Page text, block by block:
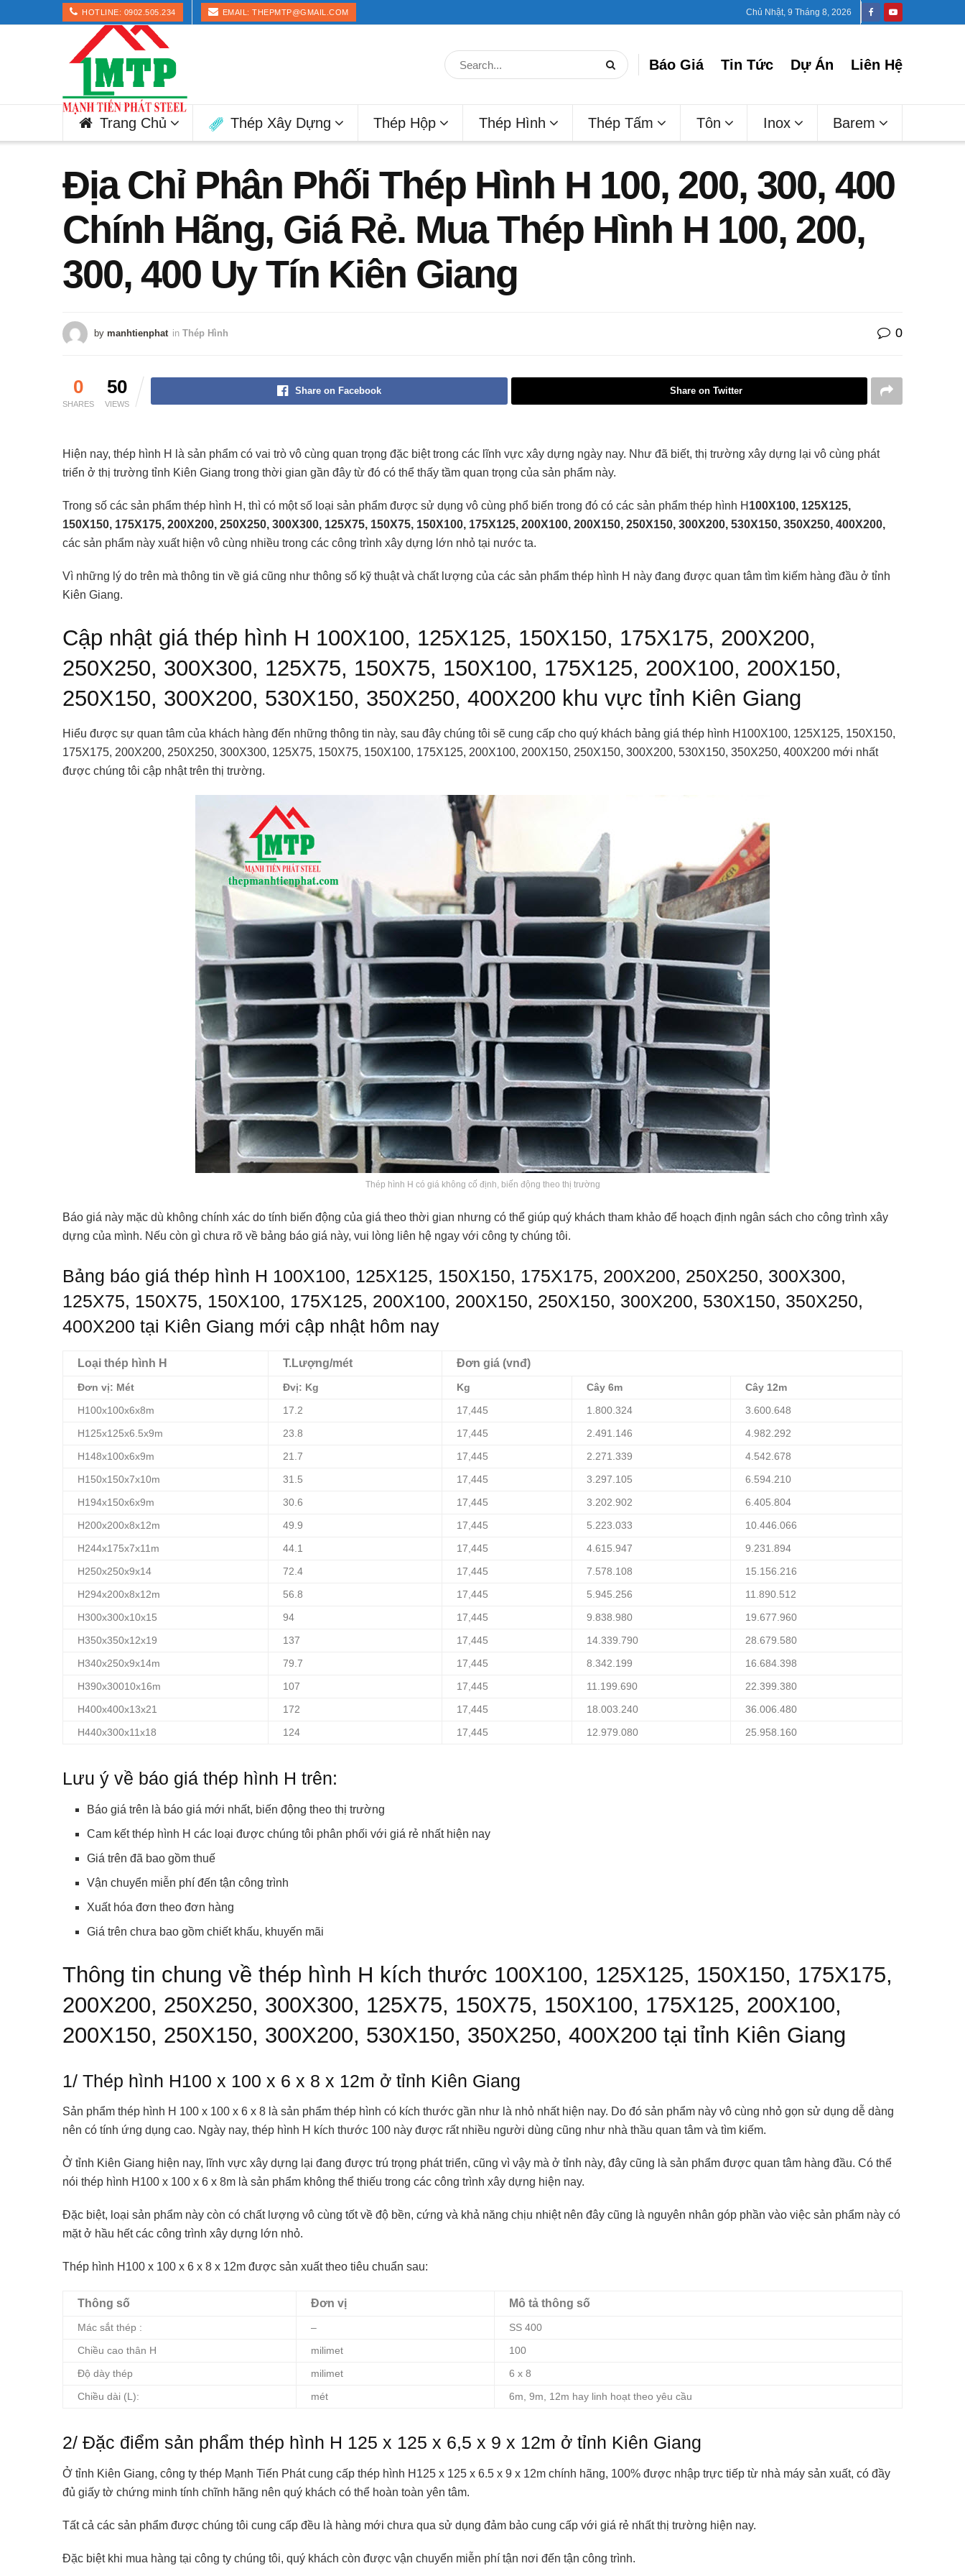
HOTLINE: 0902.505.234 EMAIL: THEPMTP@GMAIL.COM Chủ Nhật, 9 Tháng 8, 2026
Báo Giá Tin Tức Dự Án Liên Hệ
Trang Chủ Thép Xây Dựng Thép Hộp Thép Hình Thép Tấm Tôn Inox Barem
Địa Chỉ Phân Phối Thép Hình H 100, 200, 300, 400
Chính Hãng, Giá Rẻ. Mua Thép Hình H 100, 200,
300, 400 Uy Tín Kiên Giang
by manhtienphat in Thép Hình 0
0
SHARES
50
VIEWS
Share on Facebook Share on Twitter
Hiện nay, thép hình H là sản phẩm có vai trò vô cùng quan trọng đặc biệt trong các lĩnh vực xây dựng ngày nay. Như đã biết, thị trường xây dựng lại vô cùng phát
triển ở thị trường tỉnh Kiên Giang trong thời gian gần đây từ đó có thể thấy tầm quan trọng của sản phẩm này.
Trong số các sản phẩm thép hình H, thì có một số loại sản phẩm được sử dụng vô cùng phổ biến trong đó có các sản phẩm thép hình H 100X100, 125X125,
150X150, 175X175, 200X200, 250X250, 300X300, 125X75, 150X75, 150X100, 175X125, 200X100, 200X150, 250X150, 300X200, 530X150, 350X250, 400X200,
các sản phẩm này xuất hiện vô cùng nhiều trong các công trình xây dựng lớn nhỏ tại nước ta.
Vì những lý do trên mà thông tin về giá cũng như thông số kỹ thuật và chất lượng của các sản phẩm thép hình H này đang được quan tâm tìm kiếm hàng đầu ở tỉnh
Kiên Giang.
Cập nhật giá thép hình H 100X100, 125X125, 150X150, 175X175, 200X200,
250X250, 300X300, 125X75, 150X75, 150X100, 175X125, 200X100, 200X150,
250X150, 300X200, 530X150, 350X250, 400X200 khu vực tỉnh Kiên Giang
Hiểu được sự quan tâm của khách hàng đến những thông tin này, sau đây chúng tôi sẽ cung cấp cho quý khách bảng giá thép hình H100X100, 125X125, 150X150,
175X175, 200X200, 250X250, 300X300, 125X75, 150X75, 150X100, 175X125, 200X100, 200X150, 250X150, 300X200, 530X150, 350X250, 400X200 mới nhất
được chúng tôi cập nhật trên thị trường.
Thép hình H có giá không cố định, biến động theo thị trường
Báo giá này mặc dù không chính xác do tính biến động của giá theo thời gian nhưng có thể giúp quý khách tham khảo để hoạch định ngân sách cho công trình xây
dựng của mình. Nếu còn gì chưa rõ về bảng báo giá này, vui lòng liên hệ ngay với công ty chúng tôi.
Bảng báo giá thép hình H 100X100, 125X125, 150X150, 175X175, 200X200, 250X250, 300X300,
125X75, 150X75, 150X100, 175X125, 200X100, 200X150, 250X150, 300X200, 530X150, 350X250,
400X200 tại Kiên Giang mới cập nhật hôm nay
Loại thép hình H T.Lượng/mét Đơn giá (vnđ)
Đơn vị: Mét Đvị: Kg Kg Cây 6m Cây 12m
H100x100x6x8m 17.2 17,445 1.800.324 3.600.648
H125x125x6.5x9m 23.8 17,445 2.491.146 4.982.292
H148x100x6x9m 21.7 17,445 2.271.339 4.542.678
H150x150x7x10m 31.5 17,445 3.297.105 6.594.210
H194x150x6x9m 30.6 17,445 3.202.902 6.405.804
H200x200x8x12m 49.9 17,445 5.223.033 10.446.066
H244x175x7x11m 44.1 17,445 4.615.947 9.231.894
H250x250x9x14 72.4 17,445 7.578.108 15.156.216
H294x200x8x12m 56.8 17,445 5.945.256 11.890.512
H300x300x10x15 94 17,445 9.838.980 19.677.960
H350x350x12x19 137 17,445 14.339.790 28.679.580
H340x250x9x14m 79.7 17,445 8.342.199 16.684.398
H390x30010x16m 107 17,445 11.199.690 22.399.380
H400x400x13x21 172 17,445 18.003.240 36.006.480
H440x300x11x18 124 17,445 12.979.080 25.958.160
Lưu ý về báo giá thép hình H trên:
Báo giá trên là báo giá mới nhất, biến động theo thị trường
Cam kết thép hình H các loại được chúng tôi phân phối với giá rẻ nhất hiện nay
Giá trên đã bao gồm thuế
Vận chuyển miễn phí đến tận công trình
Xuất hóa đơn theo đơn hàng
Giá trên chưa bao gồm chiết khấu, khuyến mãi
Thông tin chung về thép hình H kích thước 100X100, 125X125, 150X150, 175X175,
200X200, 250X250, 300X300, 125X75, 150X75, 150X100, 175X125, 200X100,
200X150, 250X150, 300X200, 530X150, 350X250, 400X200 tại tỉnh Kiên Giang
1/ Thép hình H100 x 100 x 6 x 8 x 12m ở tỉnh Kiên Giang
Sản phẩm thép hình H 100 x 100 x 6 x 8 là sản phẩm thép hình có kích thước gần như là nhỏ nhất hiện nay. Do đó sản phẩm này vô cùng nhỏ gọn sử dụng dễ dàng
nên có tính ứng dụng cao. Ngày nay, thép hình H kích thước 100 này được rất nhiều người dùng cũng như nhà thầu quan tâm và tìm kiếm.
Ở tỉnh Kiên Giang hiện nay, lĩnh vực xây dựng lại đang được trú trọng phát triển, cũng vì vậy mà ở tỉnh này, đây cũng là sản phẩm được quan tâm hàng đầu. Có thể
nói thép hình H100 x 100 x 6 x 8m là sản phẩm không thể thiếu trong các công trình xây dựng hiện nay.
Đặc biệt, loại sản phẩm này còn có chất lượng vô cùng tốt về độ bền, cứng và khả năng chịu nhiệt nên đây cũng là nguyên nhân góp phần vào việc sản phẩm này có
mặt ở hầu hết các công trình xây dựng lớn nhỏ.
Thép hình H100 x 100 x 6 x 8 x 12m được sản xuất theo tiêu chuẩn sau:
Thông số Đơn vị Mô tả thông số
Mác sắt thép : – SS 400
Chiều cao thân H milimet 100
Độ dày thép milimet 6 x 8
Chiều dài (L): mét 6m, 9m, 12m hay linh hoạt theo yêu cầu
2/ Đặc điểm sản phẩm thép hình H 125 x 125 x 6,5 x 9 x 12m ở tỉnh Kiên Giang
Ở tỉnh Kiên Giang, công ty thép Mạnh Tiến Phát cung cấp thép hình H125 x 125 x 6.5 x 9 x 12m chính hãng, 100% được nhập trực tiếp từ nhà máy sản xuất, có đầy
đủ giấy tờ chứng minh tính chĩnh hãng nên quý khách có thể hoàn toàn yên tâm.
Tất cả các sản phẩm được chúng tôi cung cấp đều là hàng mới chưa qua sử dụng đảm bảo cung cấp với giá rẻ nhất thị trường hiện nay.
Đặc biệt khi mua hàng tại công ty chúng tôi, quý khách còn được vận chuyển miễn phí tận nơi đến tận công trình.